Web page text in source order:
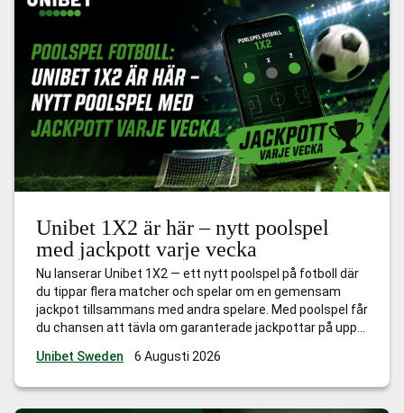
Unibet 1X2 är här – nytt poolspel
med jackpott varje vecka
Nu lanserar Unibet 1X2 — ett nytt poolspel på fotboll där
du tippar flera matcher och spelar om en gemensam
jackpot tillsammans med andra spelare. Med poolspel får
du chansen att tävla om garanterade jackpottar på upp
Europas största fotbollsligor. Testa vår nyhet redan idag
Unibet Sweden 6 Augusti 2026